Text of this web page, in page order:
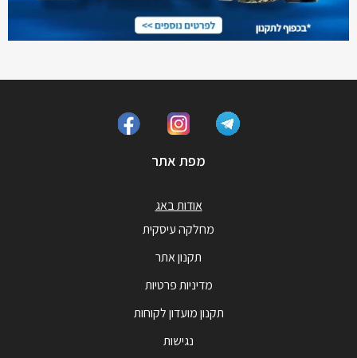
מפת אתר
אודות באג
מחלקה עיסקית
תקנון אתר
מדיניות פרטיות
תקנון מועדון לקוחות
נגישות